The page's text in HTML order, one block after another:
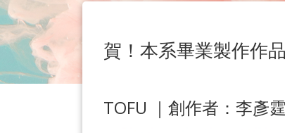
賀！本系畢業製作作
TOFU ｜創作者：李彥